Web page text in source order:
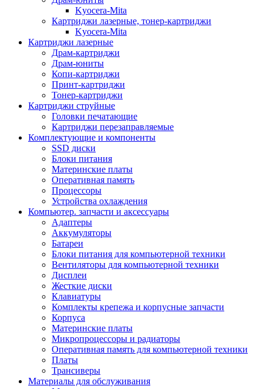
Kyocera-Mita
Картриджи лазерные, тонер-картриджи
Kyocera-Mita
Картриджи лазерные
Драм-картриджи
Драм-юниты
Копи-картриджи
Принт-картриджи
Тонер-картриджи
Картриджи струйные
Головки печатающие
Картриджи перезаправляемые
Комплектующие и компоненты
SSD диски
Блоки питания
Материнские платы
Оперативная память
Процессоры
Устройства охлаждения
Компьютер. запчасти и аксессуары
Адаптеры
Аккумуляторы
Батареи
Блоки питания для компьютерной техники
Вентиляторы для компьютерной техники
Дисплеи
Жесткие диски
Клавиатуры
Комплекты крепежа и корпусные запчасти
Корпуса
Материнские платы
Микропроцессоры и радиаторы
Оперативная память для компьютерной техники
Платы
Трансиверы
Материалы для обслуживания